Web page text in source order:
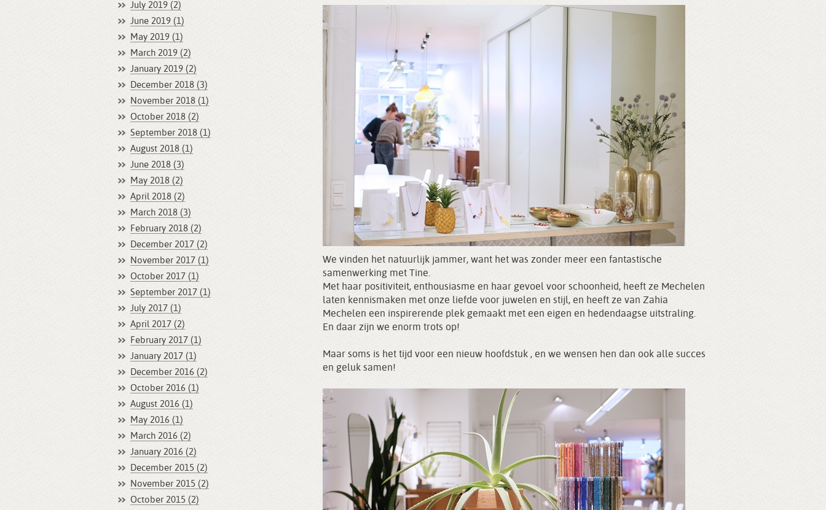
We vinden het natuurlijk jammer, want het was zonder meer een fantastische
samenwerking met Tine.
Met haar positiviteit, enthousiasme en haar gevoel voor schoonheid, heeft ze Mechelen
laten kennismaken met onze liefde voor juwelen en stijl, en heeft ze van Zahia
Mechelen een inspirerende plek gemaakt met een eigen en hedendaagse uitstraling.
En daar zijn we enorm trots op!
Maar soms is het tijd voor een nieuw hoofdstuk , en we wensen hen dan ook alle succes
en geluk samen!
July 2019 (2)
June 2019 (1)
May 2019 (1)
March 2019 (2)
January 2019 (2)
December 2018 (3)
November 2018 (1)
October 2018 (2)
September 2018 (1)
August 2018 (1)
June 2018 (3)
May 2018 (2)
April 2018 (2)
March 2018 (3)
February 2018 (2)
December 2017 (2)
November 2017 (1)
October 2017 (1)
September 2017 (1)
July 2017 (1)
April 2017 (2)
February 2017 (1)
January 2017 (1)
December 2016 (2)
October 2016 (1)
August 2016 (1)
May 2016 (1)
March 2016 (2)
January 2016 (2)
December 2015 (2)
November 2015 (2)
October 2015 (2)